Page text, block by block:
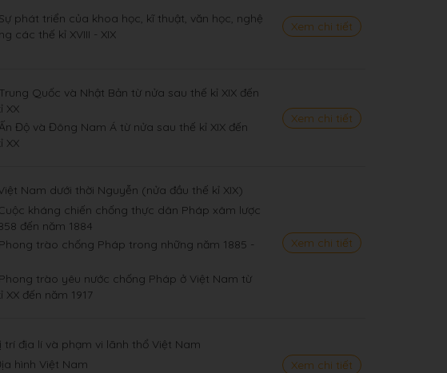
phát triển của khoa học, kĩ thuật, văn học, nghệ
các thế kỉ XVIII - XIX
Xem chi tiết
Quốc và Nhật Bản từ nửa sau thế kỉ XIX đến
XX
Độ và Đông Nam Á từ nửa sau thế kỉ XIX đến
XX
Xem chi tiết
Nam dưới thời Nguyễn (nửa đầu thế kỉ XIX)
kháng chiến chống thực dân Pháp xâm lược
đến năm 1884
trào chống Pháp trong những năm 1885 -
trào yêu nước chống Pháp ở Việt Nam từ
XX đến năm 1917
Xem chi tiết
trí địa lí và phạm vi lãnh thổ Việt Nam
hình Việt Nam Xem chi tiết